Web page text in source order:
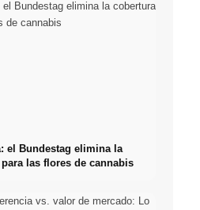
el Bundestag elimina la
las flores de cannabis